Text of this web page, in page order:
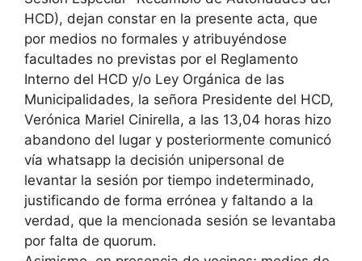
HCD), dejan constar en la presente acta, que
por medios no formales y atribuyéndose
facultades no previstas por el Reglamento
Interno del HCD y/o Ley Orgánica de las
Municipalidades, la señora Presidente del HCD,
Verónica Mariel Cinirella, a las 13,04 horas hizo
abandono del lugar y posteriormente comunicó
vía whatsapp la decisión unipersonal de
levantar la sesión por tiempo indeterminado,
justificando de forma errónea y faltando a la
verdad, que la mencionada sesión se levantaba
por falta de quorum.